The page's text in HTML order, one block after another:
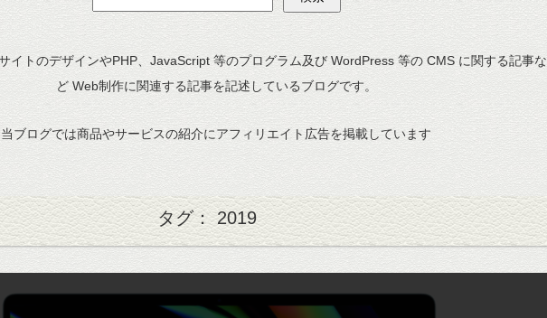
イトのデザインやPHP、JavaScript 等のプログラム及び WordPress 等の CMS に関する記事な
ど Web制作に関連する記事を記述しているブログです。
当ブログでは商品やサービスの紹介にアフィリエイト広告を掲載しています
タグ： 2019